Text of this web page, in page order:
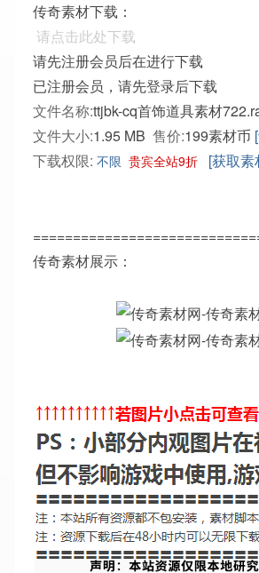
传奇素材下载：
请点击此处下载
请先注册会员后在进行下载
已注册会员，请先登录后下载
文件名称:ttjbk-cq首饰道具素材
文件大小:1.95 MB 售价:199素材币
下载权限: 不限 贵宾全站9折 [获取素
传奇素材展示：